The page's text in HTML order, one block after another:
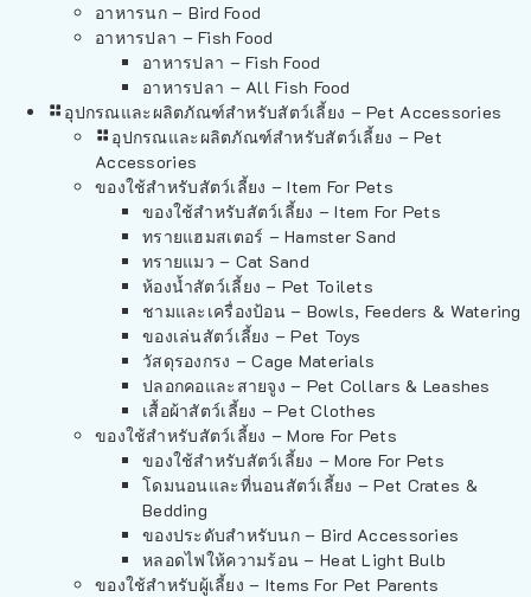
อาหารนก – Bird Food
อาหารปลา – Fish Food
อาหารปลา – Fish Food
อาหารปลา – All Fish Food
อุปกรณและผลิตภัณฑ์สำหรับสัตว์เลี้ยง – Pet Accessories
อุปกรณและผลิตภัณฑ์สำหรับสัตว์เลี้ยง – Pet
Accessories
ของใช้สำหรับสัตว์เลี้ยง – Item For Pets
ของใช้สำหรับสัตว์เลี้ยง – Item For Pets
ทรายแฮมสเตอร์ – Hamster Sand
ทรายแมว – Cat Sand
ห้องน้ำสัตว์เลี้ยง – Pet Toilets
ชามและเครื่องป้อน – Bowls, Feeders & Watering
ของเล่นสัตว์เลี้ยง – Pet Toys
วัสดุรองกรง – Cage Materials
ปลอกคอและสายจูง – Pet Collars & Leashes
เสื้อผ้าสัตว์เลี้ยง – Pet Clothes
ของใช้สำหรับสัตว์เลี้ยง – More For Pets
ของใช้สำหรับสัตว์เลี้ยง – More For Pets
โดมนอนและที่นอนสัตว์เลี้ยง – Pet Crates &
Bedding
ของประดับสำหรับนก – Bird Accessories
หลอดไฟให้ความร้อน – Heat Light Bulb
ของใช้สำหรับผู้เลี้ยง – Items For Pet Parents